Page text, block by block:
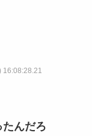
16:08:28.21
んだろ